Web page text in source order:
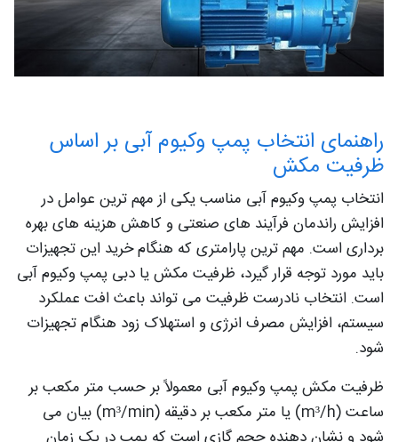
راهنمای انتخاب پمپ وکیوم آبی بر اساس
ظرفیت مکش
انتخاب پمپ وکیوم آبی مناسب یکی از مهم‌ ترین عوامل در
افزایش راندمان فرآیند های صنعتی و کاهش هزینه‌ های بهره‌
برداری است. مهم‌ ترین پارامتری که هنگام خرید این تجهیزات
باید مورد توجه قرار گیرد، ظرفیت مکش یا دبی پمپ وکیوم آبی
است. انتخاب نادرست ظرفیت می‌ تواند باعث افت عملکرد
سیستم، افزایش مصرف انرژی و استهلاک زود هنگام تجهیزات
شود.
ظرفیت مکش پمپ وکیوم آبی معمولاً بر حسب متر مکعب بر
ساعت (m³/h) یا متر مکعب بر دقیقه (m³/min) بیان می‌